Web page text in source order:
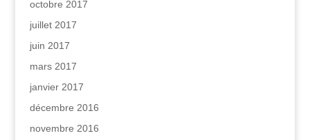
octobre 2017
juillet 2017
juin 2017
mars 2017
janvier 2017
décembre 2016
novembre 2016